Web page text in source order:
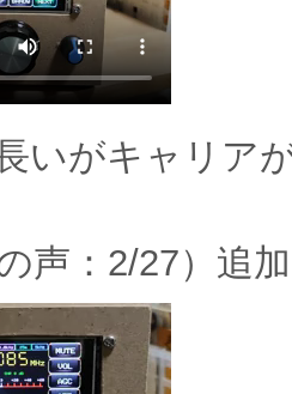
いがキャリア
声：2/27）追加